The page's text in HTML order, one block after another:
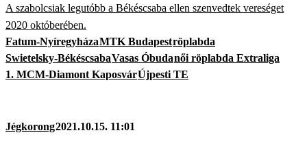
A szabolcsiak legutóbb a Békéscsaba ellen szenvedtek vereséget
2020 októberében.
Fatum-NyíregyházaMTK Budapeströplabda
Swietelsky-BékéscsabaVasas Óbudanői röplabda Extraliga
1. MCM-Diamont KaposvárÚjpesti TE
Jégkorong2021.10.15. 11:01